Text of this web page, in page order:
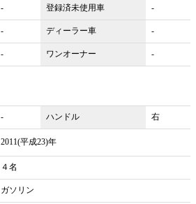
- 登録済未使用車 -
- ディーラー車 -
- ワンオーナー -
- ハンドル
右
2011(平成23)年
４名
ガソリン